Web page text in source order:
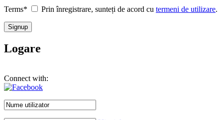
Terms* Prin înregistrare, sunteți de acord cu termeni de utilizare.
Logare
Connect with: